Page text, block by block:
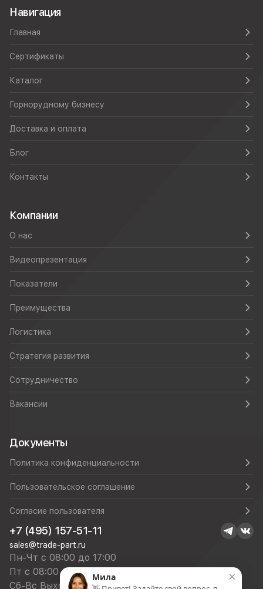
Навигация
Главная
Сертификаты
Каталог
Горнорудному бизнесу
Доставка и оплата
Блог
Контакты
Компании
О нас
Видеопрезентация
Показатели
Преимущества
Логистика
Стратегия развития
Сотрудничество
Вакансии
Документы
Политика конфиденциальности
Пользовательское соглашение
Согласие пользователя
+7 (495) 157-51-11
sales@trade-part.ru
Пн-Чт с 08:00 до 17:00
Пт с 08:00 до 16:00
Сб-Вс Выходной
×
Мила